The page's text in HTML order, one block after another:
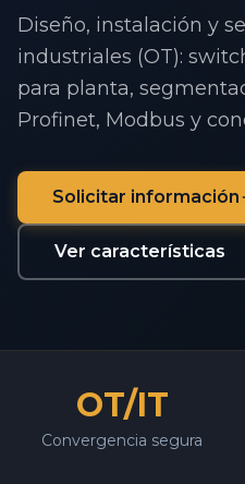
Diseño, instalación y
industriales (OT):
para planta,
Profinet, Modbus y
Solicitar información
Ver características
OT/IT
Convergencia segura